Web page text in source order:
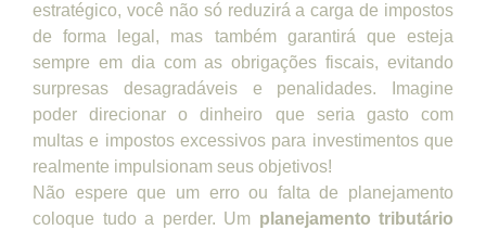
estratégico, você não só reduzirá a carga de impostos
de forma legal, mas também garantirá que esteja
sempre em dia com as obrigações fiscais, evitando
surpresas desagradáveis e penalidades. Imagine
poder direcionar o dinheiro que seria gasto com
multas e impostos excessivos para investimentos que
realmente impulsionam seus objetivos!
Não espere que um erro ou falta de planejamento
coloque tudo a perder. Um planejamento tributário